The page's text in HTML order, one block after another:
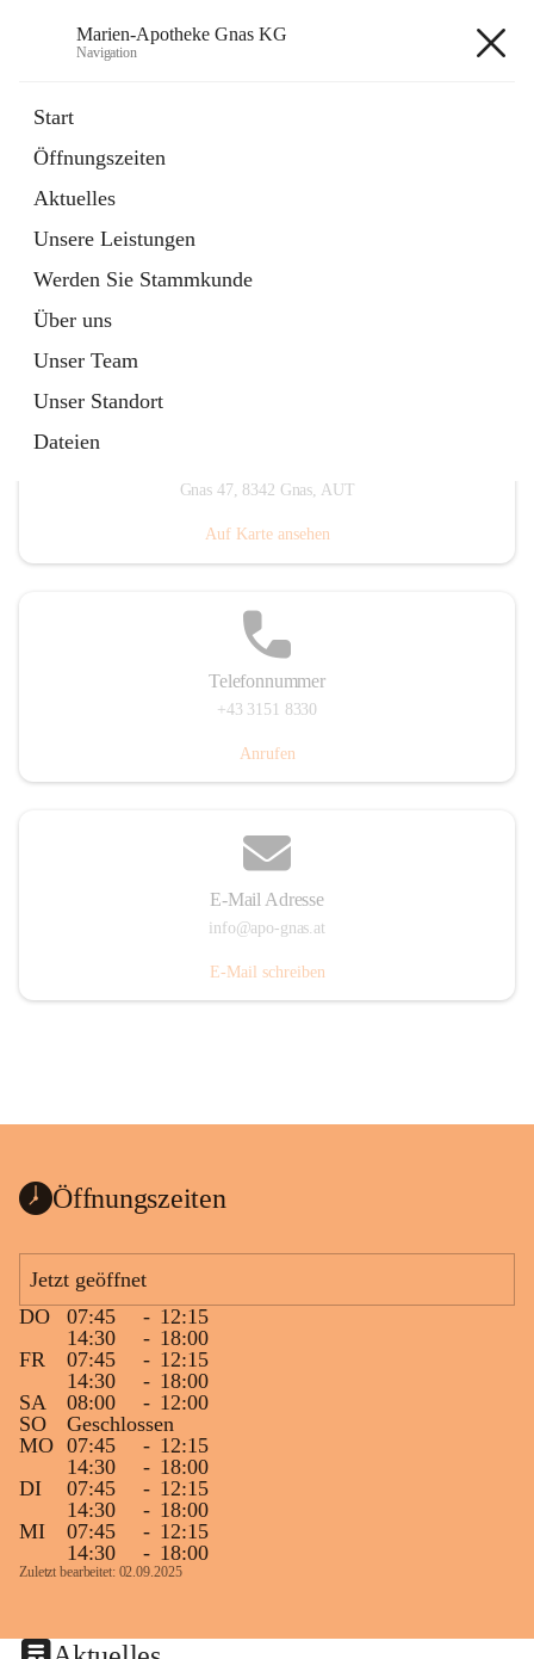
Marien-Apotheke Gnas KG
Navigation
Start
Öffnungszeiten
Aktuelles
Unsere Leistungen
Werden Sie Stammkunde
Über uns
Unser Team
Unser Standort
Dateien
Externe Webseite
in
Tab
Ärztliche Bereitschaftsdienste
Externe Webseite
öffnet
in
neuem
Tab
Gnas 47, 8342 Gnas, AUT
Auf Karte ansehen
Telefonnummer
+43 3151 8330
Anrufen
E-Mail Adresse
info@apo-gnas.at
E-Mail schreiben
Öffnungszeiten
Jetzt geöffnet
DO
07:45 - 12:15
14:30
- 18:00
FR
07:45 - 12:15
14:30
- 18:00
SA
08:00 - 12:00
SO
Geschlossen
MO 07:45 - 12:15
14:30
- 18:00
DI
07:45 - 12:15
14:30
- 18:00
MI
07:45 - 12:15
14:30
- 18:00
Zuletzt bearbeitet: 02.09.2025